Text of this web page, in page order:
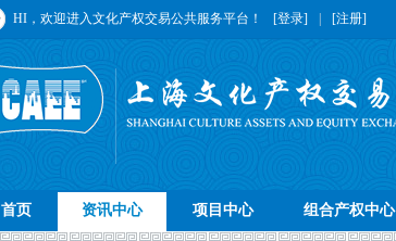
HI，欢迎进入文化产权交易公共服务平台！ [登录] [注册]
首页 资讯中心 项目中心 组合产权中心